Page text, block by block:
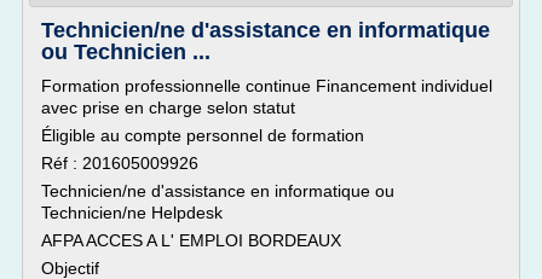
Technicien/ne d'assistance en informatique
ou Technicien ...
Formation professionnelle continue Financement individuel
avec prise en charge selon statut
Éligible au compte personnel de formation
Réf : 201605009926
Technicien/ne d'assistance en informatique ou
Technicien/ne Helpdesk
AFPA ACCES A L' EMPLOI BORDEAUX
Objectif